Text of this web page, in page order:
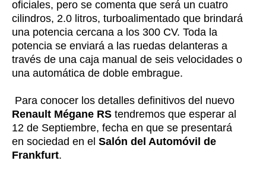
oficiales, pero se comenta que será un cuatro
cilindros, 2.0 litros, turboalimentado que brindará
una potencia cercana a los 300 CV. Toda la
potencia se enviará a las ruedas delanteras a
través de una caja manual de seis velocidades o
una automática de doble embrague.
Para conocer los detalles definitivos del nuevo
Renault Mégane RS tendremos que esperar al
12 de Septiembre, fecha en que se presentará
en sociedad en el Salón del Automóvil de
Frankfurt.